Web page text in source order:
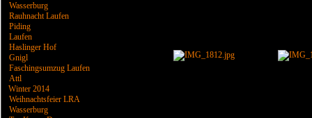
Wasserburg
Rauhnacht Laufen
Piding
Laufen
Haslinger Hof
Gnigl
Faschingsumzug Laufen
Attl
Winter 2014
Weihnachtsfeier LRA
Wasserburg